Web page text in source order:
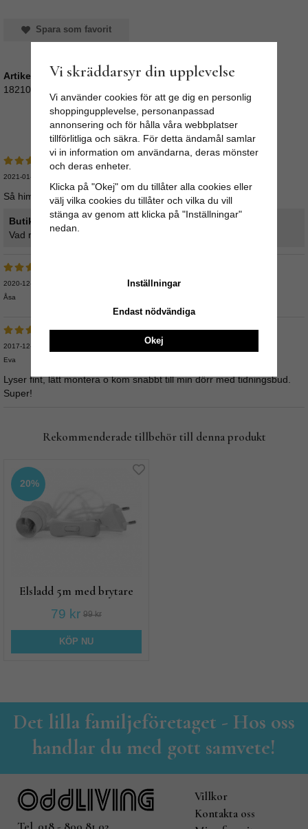
Spara som favorit
Artikelnummer:
182102R
Medelbetyg 5/5 baserat på3st röster.
2021-01-02
Så himla vacker! Jättenöjd!
Butikens svar:
Vad roligt att höra att du är nöjd! :)
2020-12-16
Åsa
2017-12-23
Eva
Lyser fint, lätt montera o kom snabbt till min dörr med tidningsbud.
Super!
Rekommenderade tillbehör till denna produkt
20%
Elsladd 5m med brytare
79 kr 99 kr
KÖP NU
Det lilla familjeföretaget - Hos oss
handlar du med gott samvete!
Villkor
Kontakta oss
Vi skräddarsyr din upplevelse
Vi använder cookies för att ge dig en personlig
shoppingupplevelse, personanpassad
annonsering och för hålla våra webbplatser
tillförlitliga och säkra. För detta ändamål samlar
vi in information om användarna, deras mönster
och deras enheter.
Klicka på "Okej" om du tillåter alla cookies eller
välj vilka cookies du tillåter och vilka du vill
stänga av genom att klicka på "Inställningar"
nedan.
Inställningar
Endast nödvändiga
Okej